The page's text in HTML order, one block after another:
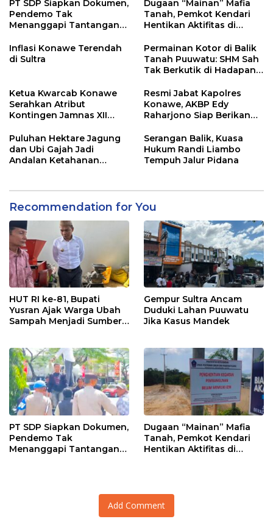
PT SDP Siapkan Dokumen,
Pendemo Tak
Menanggapi Tantangan
Dugaan “Mainan” Mafia
Tanah, Pemkot Kendari
Hentikan Aktifitas di
Inflasi Konawe Terendah
di Sultra
Permainan Kotor di Balik
Tanah Puuwatu: SHM Sah
Tak Berkutik di Hadapan
Ketua Kwarcab Konawe
Serahkan Atribut
Kontingen Jamnas XII
Resmi Jabat Kapolres
Konawe, AKBP Edy
Raharjono Siap Berikan
Puluhan Hektare Jagung
dan Ubi Gajah Jadi
Andalan Ketahanan
Serangan Balik, Kuasa
Hukum Randi Liambo
Tempuh Jalur Pidana
Recommendation for You
HUT RI ke-81, Bupati
Yusran Ajak Warga Ubah
Sampah Menjadi Sumber
Gempur Sultra Ancam
Duduki Lahan Puuwatu
Jika Kasus Mandek
PT SDP Siapkan Dokumen,
Pendemo Tak
Menanggapi Tantangan
Dugaan “Mainan” Mafia
Tanah, Pemkot Kendari
Hentikan Aktifitas di
Add Comment